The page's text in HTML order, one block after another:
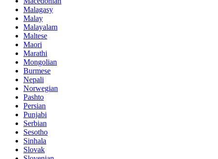
Malagasy
Malay
Malayalam
Maltese
Maori
Marathi
Mongolian
Burmese
Nepali
Norwegian
Pashto
Persian
Punjabi
Serbian
Sesotho
Sinhala
Slovak